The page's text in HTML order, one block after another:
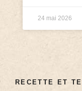
24 mai 2026
RECETTE ET